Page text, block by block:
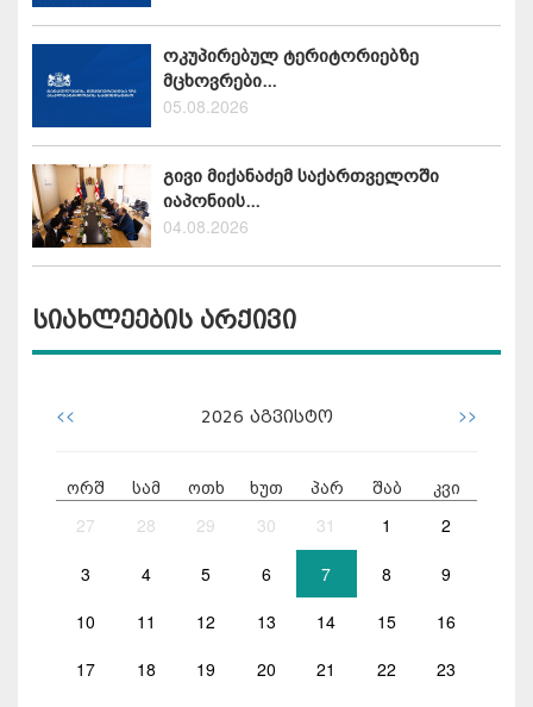
ოკუპირებულ ტერიტორიებზე
მცხოვრები...
05.08.2026
გივი მიქანაძემ საქართველოში
იაპონიის...
04.08.2026
სიახლეების არქივი
<< 2026 აგვისტო >>
ორშ სამ ოთხ ხუთ პარ შაბ კვი
27 28 29 30 31 1 2
3 4 5 6 7 8 9
10 11 12 13 14 15 16
17 18 19 20 21 22 23